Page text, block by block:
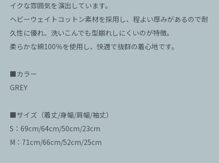
イクな雰囲気を演出しています。
ヘビーウェイトコットン素材を採用し、程よい厚みがあるので耐
久性に優れ、洗いこんでも型崩れしにくいのが特徴。
柔らかな綿100％を使用し、快適で抜群の着心地です。
■カラー
GREY
■サイズ（着丈/身幅/肩幅/袖丈）
S：69cm/64cm/50cm/23cm
M：71cm/66cm/52cm/25cm